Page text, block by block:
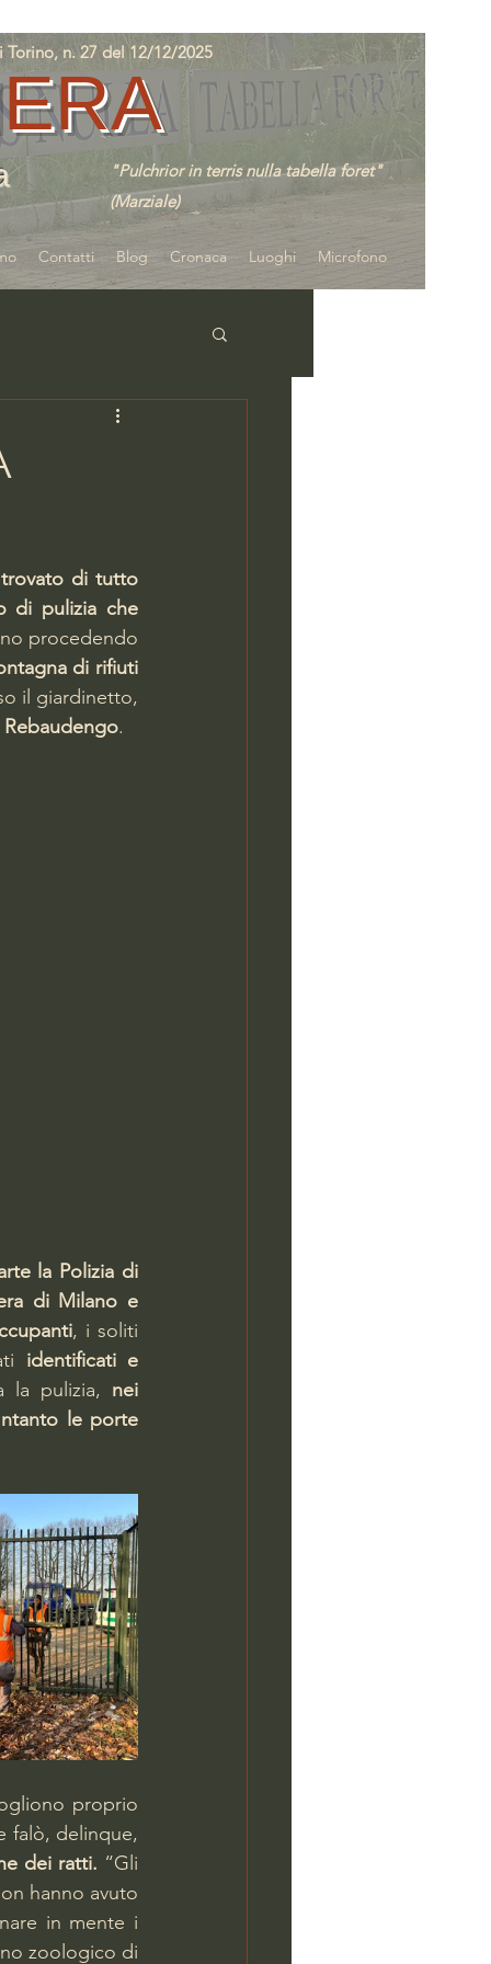
"Pulchrior in terris nulla tabella foret"
(Marziale)
Contatti Blog Cronaca Luoghi Microfono
Torino, n. 27 del 12/12/2025
trovato di tutto
di pulizia che
procedendo
il giardinetto,
Rebaudengo.
la Polizia di
di Milano e
, i soliti
identificati e
la pulizia, nei
le porte
proprio
falò, delinque,
dei ratti. “Gli
hanno avuto
in mente i
zoologico di